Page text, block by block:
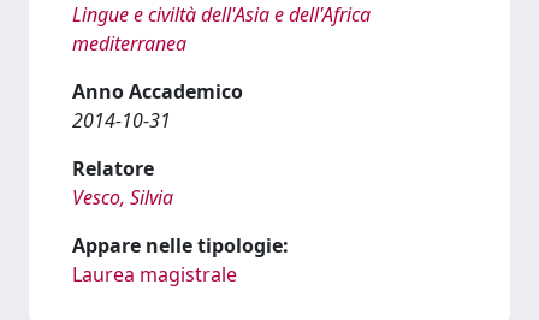
Lingue e civiltà dell'Asia e dell'Africa
mediterranea
Anno Accademico
2014-10-31
Relatore
Vesco, Silvia
Appare nelle tipologie:
Laurea magistrale